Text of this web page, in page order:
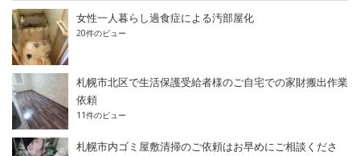
女性一人暮らし過食症による汚部屋化
20件のビュー
札幌市北区で生活保護受給者様のご自宅での家財搬出作業
依頼
11件のビュー
札幌市内ゴミ屋敷清掃のご依頼はお早めにご相談くださ